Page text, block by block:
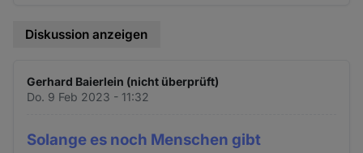
Diskussion anzeigen
Gerhard Baierlein (nicht überprüft)
Do. 9 Feb 2023 - 11:32
Solange es noch Menschen gibt